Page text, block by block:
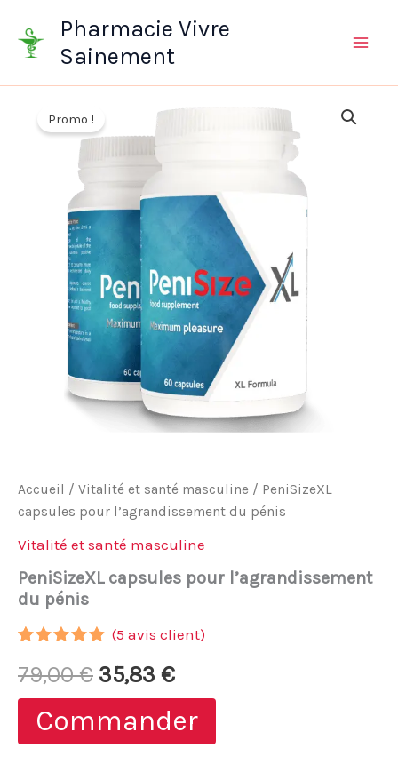
contenu
Pharmacie Vivre
Sainement
Promo !
Accueil / Vitalité et santé masculine / PeniSizeXL
capsules pour l’agrandissement du pénis
Vitalité et santé masculine
PeniSizeXL capsules pour l’agrandissement
du pénis
sur 5
basé sur
notations
client
(5 avis client)
79,00€ Le
prix
initial
35,83 €Le
prix
actuel
Commander